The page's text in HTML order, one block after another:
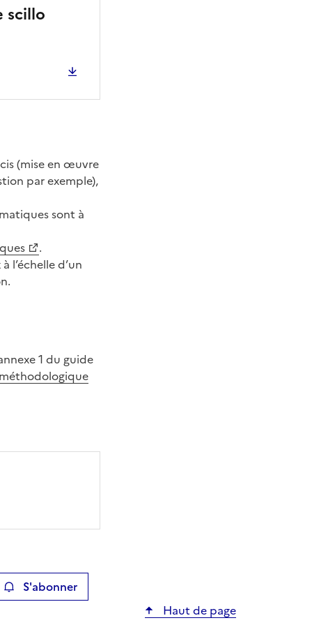
scillo
(mise en œuvre
par exemple),
sont à
.
l’échelle d’un
1 du guide
S'abonner
Haut de page